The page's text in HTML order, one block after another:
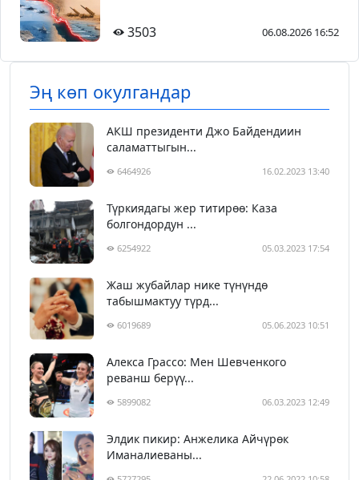
3503 06.08.2026 16:52
Эң көп окулгандар
АКШ президенти Джо Байдендиин
саламаттыгын...
6464926 16.02.2023 13:40
Түркиядагы жер титирөө: Каза
болгондордун ...
6254922 05.03.2023 17:54
Жаш жубайлар нике түнүндө
табышмактуу түрд...
6019689 05.06.2023 10:51
Алекса Грассо: Мен Шевченкого
реванш берүү...
5899082 06.03.2023 12:49
Элдик пикир: Анжелика Айчүрөк
Иманалиеваны...